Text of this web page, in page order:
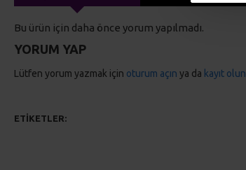
Bu ürün için daha önce yorum yapılmadı.
YORUM YAP
Lütfen yorum yazmak için oturum açın ya da kayıt olun
ETIKETLER: